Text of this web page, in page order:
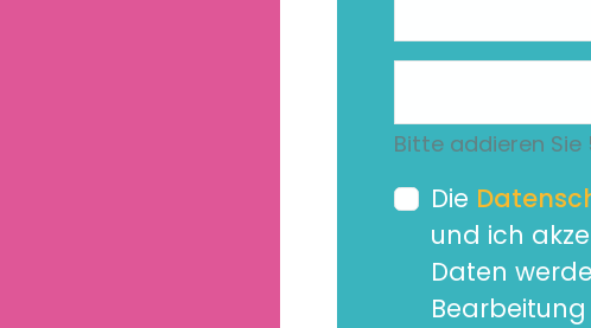
Bitte addieren Sie
Die
und ich
Daten